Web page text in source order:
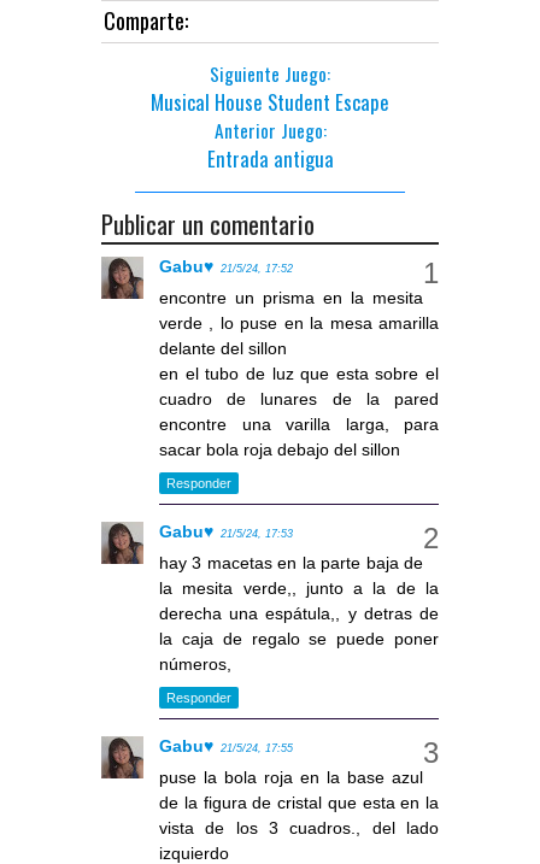
Comparte:
Siguiente Juego:
Musical House Student Escape
Anterior Juego:
Entrada antigua
Publicar un comentario
Gabu♥ 21/5/24, 17:52
encontre un prisma en la mesita
verde , lo puse en la mesa amarilla
delante del sillon
en el tubo de luz que esta sobre el
cuadro de lunares de la pared
encontre una varilla larga, para
sacar bola roja debajo del sillon
Responder
Gabu♥ 21/5/24, 17:53
hay 3 macetas en la parte baja de
la mesita verde,, junto a la de la
derecha una espátula,, y detras de
la caja de regalo se puede poner
números,
Responder
Gabu♥ 21/5/24, 17:55
puse la bola roja en la base azul
de la figura de cristal que esta en la
vista de los 3 cuadros., del lado
izquierdo